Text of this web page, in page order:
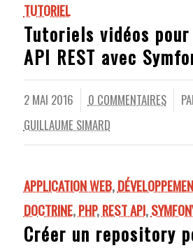
TUTORIEL
Tutoriels vidéos
API REST avec
2 MAI 2016 0 COMMENTAIRES
/
GUILLAUME SIMARD
APPLICATION WEB,
DOCTRINE,PHP,REST API,
Créer un repository